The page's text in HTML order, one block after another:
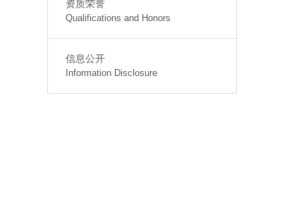
资质荣誉
Qualifications and Honors
信息公开
Information Disclosure